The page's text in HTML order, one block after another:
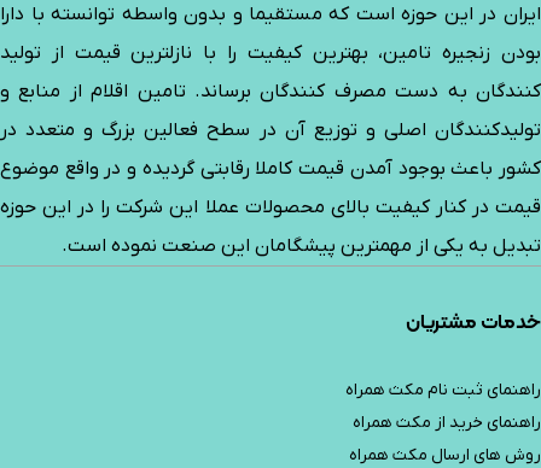
ایران در این حوزه است که مستقیما و بدون واسطه توانسته با دارا
بودن زنجیره تامین، بهترین کیفیت را با نازلترین قیمت از تولید
کنندگان به دست مصرف کنندگان برساند. تامین اقلام از منابع و
تولیدکنندگان اصلی و توزیع آن در سطح فعالین بزرگ و متعدد در
کشور باعث بوجود آمدن قیمت کاملا رقابتی گردیده و در واقع موضوع
قیمت در کنار کیفیت بالای محصولات عملا این شرکت را در این حوزه
تبدیل به یکی از مهمترین پیشگامان این صنعت نموده است.
خدمات مشتریان
راهنمای ثبت نام مکث همراه
راهنمای خرید از مکث همراه
روش های ارسال مکث همراه